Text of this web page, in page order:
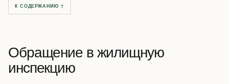
К СОДЕРЖАНИЮ ↑
Обращение в жилищную
инспекцию